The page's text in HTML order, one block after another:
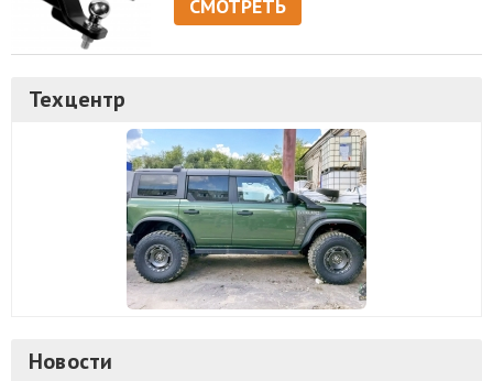
СМОТРЕТЬ
Техцентр
Новости